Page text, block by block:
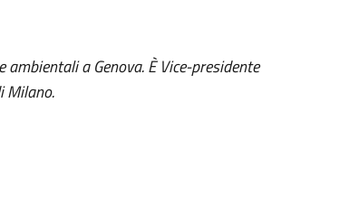
a Genova. È Vice-presidente
Milano.